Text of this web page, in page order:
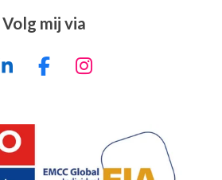
Volg mij via
L
k
e
d
F
o
I
g